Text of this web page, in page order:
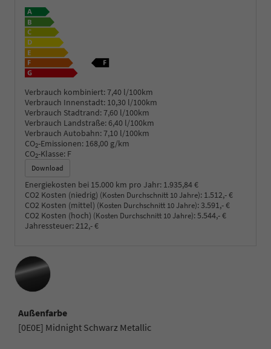
Verbrauch kombiniert:7,40 l/100km
Verbrauch Innenstadt: 10,30 l/100km
Verbrauch Stadtrand:7,60 l/100km
Verbrauch Landstraße: 6,40 l/100km
Verbrauch Autobahn:7,10 l/100km
CO2-Emissionen: 168,00 g/km
CO2-Klasse: F
Download
Energiekosten bei 15.000 km pro Jahr: 1.935,84 €
CO2 Kosten (niedrig) (Kosten Durchschnitt 10 Jahre): 1.512,- €
CO2 Kosten (mittel) (Kosten Durchschnitt 10 Jahre):3.591,- €
CO2 Kosten (hoch) (Kosten Durchschnitt 10 Jahre):5.544,- €
Jahressteuer: 212,- €
Außenfarbe
[0E0E] Midnight Schwarz Metallic